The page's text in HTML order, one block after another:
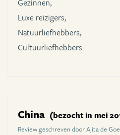
Gezinnen,
Luxe reizigers,
Natuurliefhebbers,
Cultuurliefhebbers
China (bezocht in mei
Review geschreven door Ajita de